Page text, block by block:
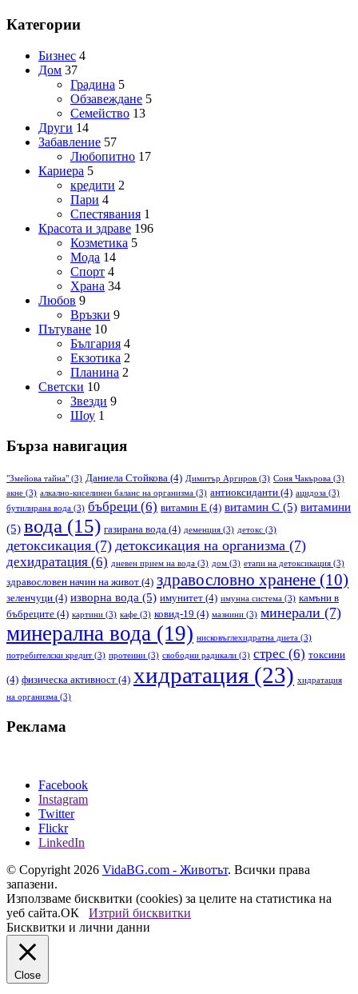
Категории
Бизнес 4
Дом 37
Градина 5
Обзавеждане 5
Семейство 13
Други 14
Забавление 57
Любопитно 17
Кариера 5
кредити 2
Пари 4
Спестявания 1
Красота и здраве 196
Козметика 5
Мода 14
Спорт 4
Храна 34
Любов 9
Връзки 9
Пътуване 10
България 4
Екзотика 2
Планина 2
Светски 10
Звезди 9
Шоу 1
Бърза навигация
"Змейова тайна" (3) Даниела Стойкова (4) Димитър Аргиров (3) Соня Чакърова (3)
акне (3) алкално-киселинен баланс на организма (3) антиоксиданти (4) ацидоза (3)
бутилирана вода (3) бъбреци (6) витамин Е (4) витамин С (5) витамини
(5) вода (15) газирана вода (4) деменция (3) детокс (3)
детоксикация (7) детоксикация на организма (7)
дехидратация (6) дневен прием на вода (3) дом (3) етапи на детоксикация (3)
здравословен начин на живот (4) здравословно хранене (10)
зеленчуци (4) изворна вода (5) имунитет (4) имунна система (3) камъни в
бъбреците (4) картини (3) кафе (3) ковид-19 (4) мазнини (3) минерали (7)
минерална вода (19) нисковъглехидратна диета (3)
потребителски кредит (3) протеини (3) свободни радикали (3) стрес (6) токсини
(4) физическа активност (4) хидратация (23) хидратация
на организма (3)
Реклама
Facebook
Instagram
Twitter
Flickr
LinkedIn
© Copyright 2026 VidaBG.com - Животът. Всички права
запазени.
Използваме бисквитки (cookies) за целите на статистика на
уеб сайта.ОК
Изтрий бисквитки
Бисквитки и лични данни
Close